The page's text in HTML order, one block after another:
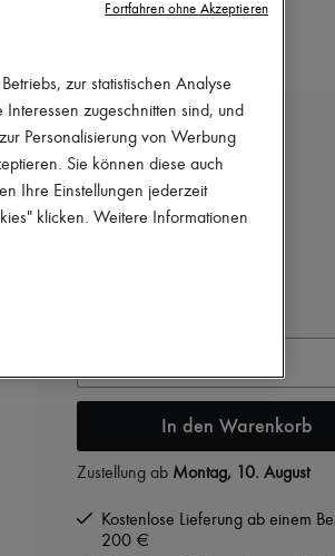
CELINE
Denim-Truckerjacke
1.650 €
In den Warenkorb
Zustellung ab Montag, 10. August
Kostenlose Lieferung ab einem
200 €
zur statistischen Analyse
zugeschnitten sind, und
Personalisierung von Werbung
Sie können diese auch
Ihre Einstellungen jederzeit
klicken. Weitere Informationen
Fortfahren ohne Akzeptieren